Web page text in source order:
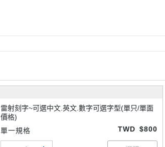
雷射刻字~可選中文.英文.數字可選字型(單只/單面
價格)
單一規格
TWD $800